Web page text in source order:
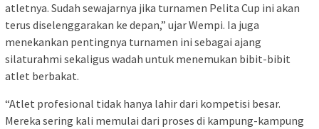
atletnya. Sudah sewajarnya jika turnamen Pelita Cup ini akan
terus diselenggarakan ke depan,” ujar Wempi. Ia juga
menekankan pentingnya turnamen ini sebagai ajang
silaturahmi sekaligus wadah untuk menemukan bibit-bibit
atlet berbakat.
“Atlet profesional tidak hanya lahir dari kompetisi besar.
Mereka sering kali memulai dari proses di kampung-kampung